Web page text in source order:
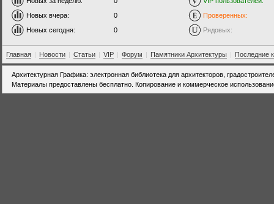
Новых вчера:
0
Новых сегодня:
0
Проверенных:
Рядовых:
Главная | Новости | Статьи | VIP | Форум | Памятники Архитектуры | Последние
Архитектурная Графика: электронная библиотека для архитекторов,
Материалы предоставлены бесплатно. Копирование и коммерческое